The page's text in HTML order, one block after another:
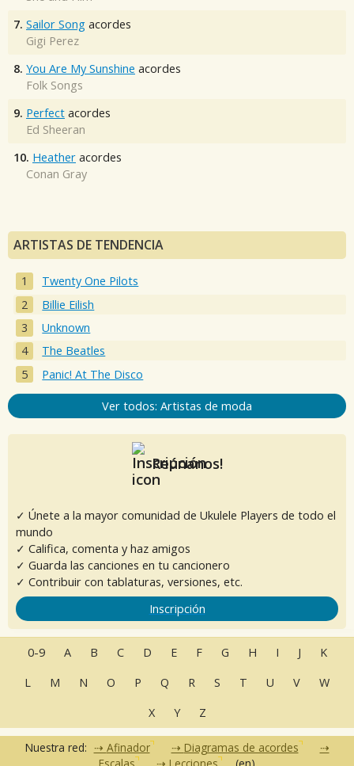
7. Sailor Song acordes
Gigi Perez
8. You Are My Sunshine acordes
Folk Songs
9. Perfect acordes
Ed Sheeran
10. Heather acordes
Conan Gray
ARTISTAS DE TENDENCIA
Twenty One Pilots
Billie Eilish
Unknown
The Beatles
Panic! At The Disco
Ver todos: Artistas de moda
Reúnanos!
✓ Únete a la mayor comunidad de Ukulele Players de todo el
mundo
✓ Califica, comenta y haz amigos
✓ Guarda las canciones en tu cancionero
✓ Contribuir con tablaturas, versiones, etc.
Inscripción
0-9 A B C D E F G H I J
K
L
M N O P Q R S T U V
W
X
Y Z
Nuestra red: Afinador
Diagramas de acordes